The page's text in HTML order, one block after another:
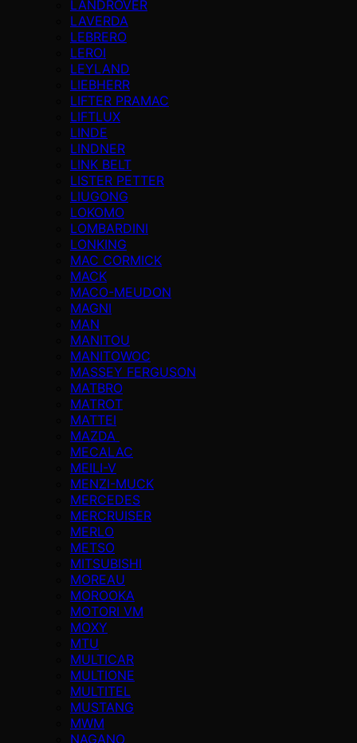
LANDROVER
LAVERDA
LEBRERO
LEROI
LEYLAND
LIEBHERR
LIFTER PRAMAC
LIFTLUX
LINDE
LINDNER
LINK BELT
LISTER PETTER
LIUGONG
LOKOMO
LOMBARDINI
LONKING
MAC CORMICK
MACK
MACO-MEUDON
MAGNI
MAN
MANITOU
MANITOWOC
MASSEY FERGUSON
MATBRO
MATROT
MATTEI
MAZDA
MECALAC
MEILI-V
MENZI-MUCK
MERCEDES
MERCRUISER
MERLO
METSO
MITSUBISHI
MOREAU
MOROOKA
MOTORI VM
MOXY
MTU
MULTICAR
MULTIONE
MULTITEL
MUSTANG
MWM
NAGANO